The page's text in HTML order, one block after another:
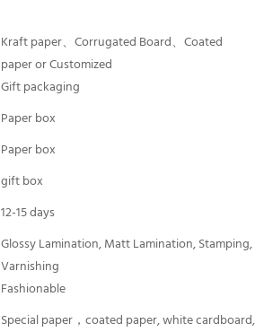
Kraft paper、Corrugated Board、Coated
paper or Customized
Gift packaging
Paper box
Paper box
gift box
12-15 days
Glossy Lamination, Matt Lamination, Stamping,
Varnishing
Fashionable
Special paper，coated paper, white cardboard,